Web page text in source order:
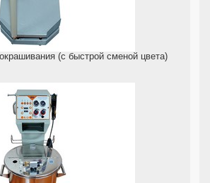
(с быстрой сменой цвета)